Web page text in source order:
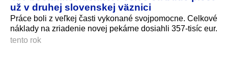
už v druhej slovenskej väznici
Práce boli z veľkej časti vykonané svojpomocne. Celkové
náklady na zriadenie novej pekárne dosiahli 357-tisíc eur.
tento rok